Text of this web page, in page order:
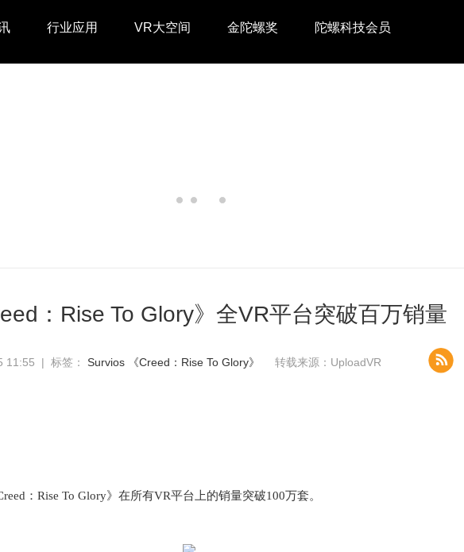
行业应用 VR大空间 金陀螺奖 陀螺科技会员
：Rise To Glory》全VR平台突破百万销量
11:55 | 标签： Survios 《Creed：Rise To Glory》 转载来源：UploadVR
： Rise To Glory》在所有VR平台上的销量突破100万套。